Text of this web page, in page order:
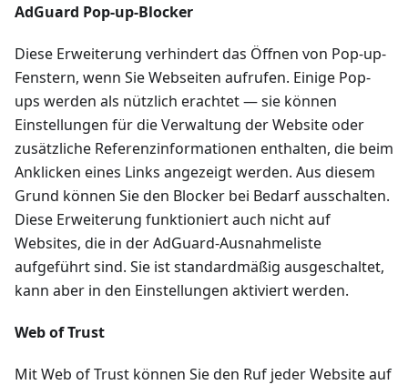
AdGuard Pop-up-Blocker
Diese Erweiterung verhindert das Öffnen von Pop-up-
Fenstern, wenn Sie Webseiten aufrufen. Einige Pop-
ups werden als nützlich erachtet — sie können
Einstellungen für die Verwaltung der Website oder
zusätzliche Referenzinformationen enthalten, die beim
Anklicken eines Links angezeigt werden. Aus diesem
Grund können Sie den Blocker bei Bedarf ausschalten.
Diese Erweiterung funktioniert auch nicht auf
Websites, die in der AdGuard-Ausnahmeliste
aufgeführt sind. Sie ist standardmäßig ausgeschaltet,
kann aber in den Einstellungen aktiviert werden.
Web of Trust
Mit Web of Trust können Sie den Ruf jeder Website auf